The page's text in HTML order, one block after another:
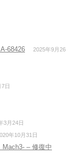
68426
2025年9月26
日
3月24日
年10月31日
Mach3- – 修復中